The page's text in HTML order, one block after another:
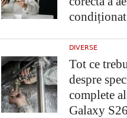
condiționat
DIVERSE
Tot ce
despre
complete
Galaxy